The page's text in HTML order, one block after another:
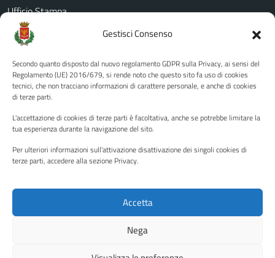
Gestisci Consenso
Secondo quanto disposto dal nuovo regolamento GDPR sulla Privacy, ai sensi del
Regolamento (UE) 2016/679, si rende noto che questo sito fa uso di cookies
tecnici, che non tracciano informazioni di carattere personale, e anche di cookies
di terze parti.
L'accettazione di cookies di terze parti è facoltativa, anche se potrebbe limitare la
tua esperienza durante la navigazione del sito.
Per ulteriori informazioni sull'attivazione disattivazione dei singoli cookies di
terze parti, accedere alla sezione Privacy.
Accetta
Nega
Ufficio Stampa
Amministrazione Trasparente
Albo pretorio
Informativa privacy
Note legali
Piano di miglioramento del sito
Instagram